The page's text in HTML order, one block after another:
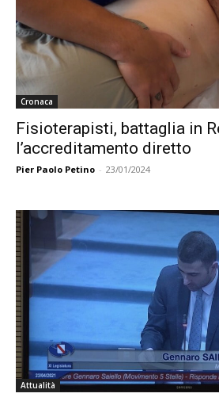
Cronaca
Fisioterapisti, battaglia in
l’accreditamento diretto
Pier Paolo Petino - 23/01/2024
Attualità